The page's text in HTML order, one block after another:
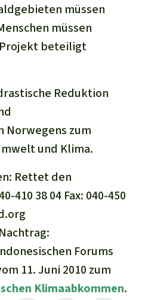
müssen
müssen
Projekt beteiligt
Reduktion
zum
und Klima.
Rettet den
410 38 04 Fax: 040-450
Forums
11. Juni 2010 zum
Klimaabkommen.